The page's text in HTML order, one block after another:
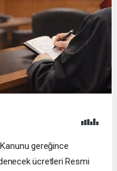
gereğince
ücretleri Resmi